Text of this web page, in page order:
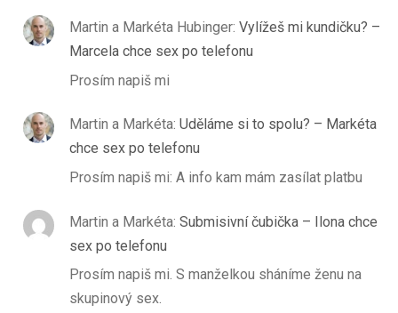
Martin a Markéta Hubinger: Vylížeš mi kundičku? –
Marcela chce sex po telefonu
Prosím napiš mi
Martin a Markéta: Uděláme si to spolu? – Markéta
chce sex po telefonu
Prosím napiš mi: A info kam mám zasílat platbu
Martin a Markéta: Submisivní čubička – Ilona chce
sex po telefonu
Prosím napiš mi. S manželkou sháníme ženu na
skupinový sex.